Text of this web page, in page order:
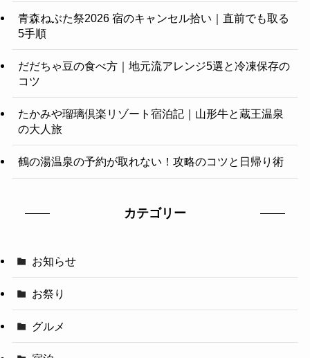
青森ねぶた祭2026 宿のキャンセル拾い｜直前でも取る
5手順
だだちゃ豆の食べ方｜地元流アレンジ5選と冷凍保存の
コツ
たかみや瑠璃倶楽リゾート宿泊記｜山形牛と蔵王温泉
の大人旅
鶴の湯温泉の予約が取れない！攻略のコツと日帰り術
カテゴリー
お知らせ
お祭り
グルメ